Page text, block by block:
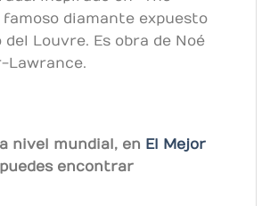
famoso diamante expuesto
del Louvre. Es obra de Noé
Lawrance.
nivel mundial, en El Mejor
encontrar